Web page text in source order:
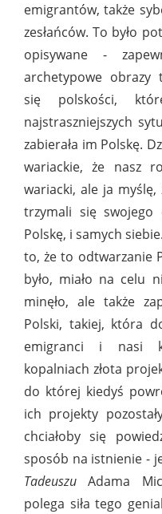
emigrantów, także
zesłańców. To było
opisywane -
archetypowe obrazy
się polskości,
najstraszniejszych
zabierała im Polskę.
wariackie, że nasz
wariacki, ale ja
trzymali się swojego
Polskę, i samych
to, że to odtwarzanie
było, miało na celu
minęło, ale także
Polski, takiej, która
emigranci i nasi
kopalniach złota
do której kiedyś
ich projekty
chciałoby się
sposób na istnienie -
Tadeuszu Adama
polega siła tego